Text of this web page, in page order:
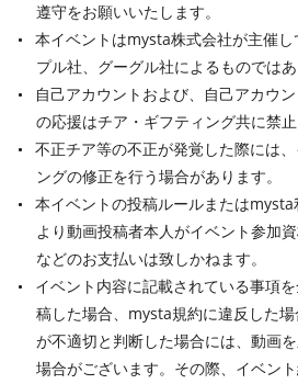
遵守をお願いいたします。
本イベントはmysta株式会社が主催
プル社、グーグル社によるものではあ
自己アカウントおよび、自己アカウ
の応援はチア・ギフティング共に禁
不正チア等の不正が発覚した際には
ングの修正を行う場合があります。
本イベントの投稿ルールまたは
より動画投稿者本人がイベント参加
などのお支払いは致しかねます。
イベント内容に記載されている事項
稿した場合、mysta規約に違反した
が不適切と判断した場合には、動画
場合がございます。その際、イベン